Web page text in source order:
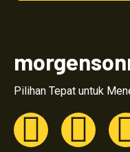
Pilihan Tepat untuk